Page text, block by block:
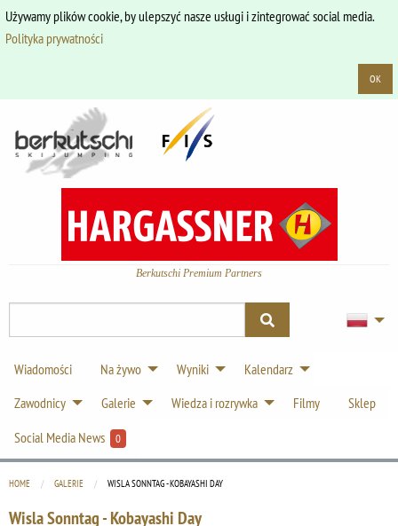
Używamy plików cookie, by ulepszyć nasze usługi i zintegrować social media.
Polityka prywatności
OK
Berkutschi Premium Partners
Wiadomości Na żywo Wyniki
Kalendarz
Zawodnicy
Galerie Wiedza i rozrywka Filmy
Sklep
Social Media News
0
HOME GALERIE CURRENT:
WISLA SONNTAG - KOBAYASHI DAY
Wisla Sonntag - Kobayashi Day